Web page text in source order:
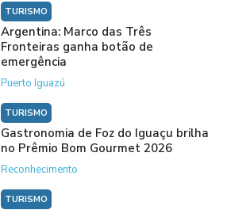
TURISMO
Argentina: Marco das Três
Fronteiras ganha botão de
emergência
Puerto Iguazú
TURISMO
Gastronomia de Foz do Iguaçu brilha
no Prêmio Bom Gourmet 2026
Reconhecimento
TURISMO